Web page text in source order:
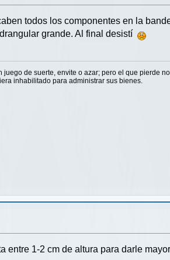
todos los componentes en la
grande. Al final desistí
de suerte, envite o azar; pero el que pierde
inhabilitado para administrar sus bienes.
entre 1-2 cm de altura para darle